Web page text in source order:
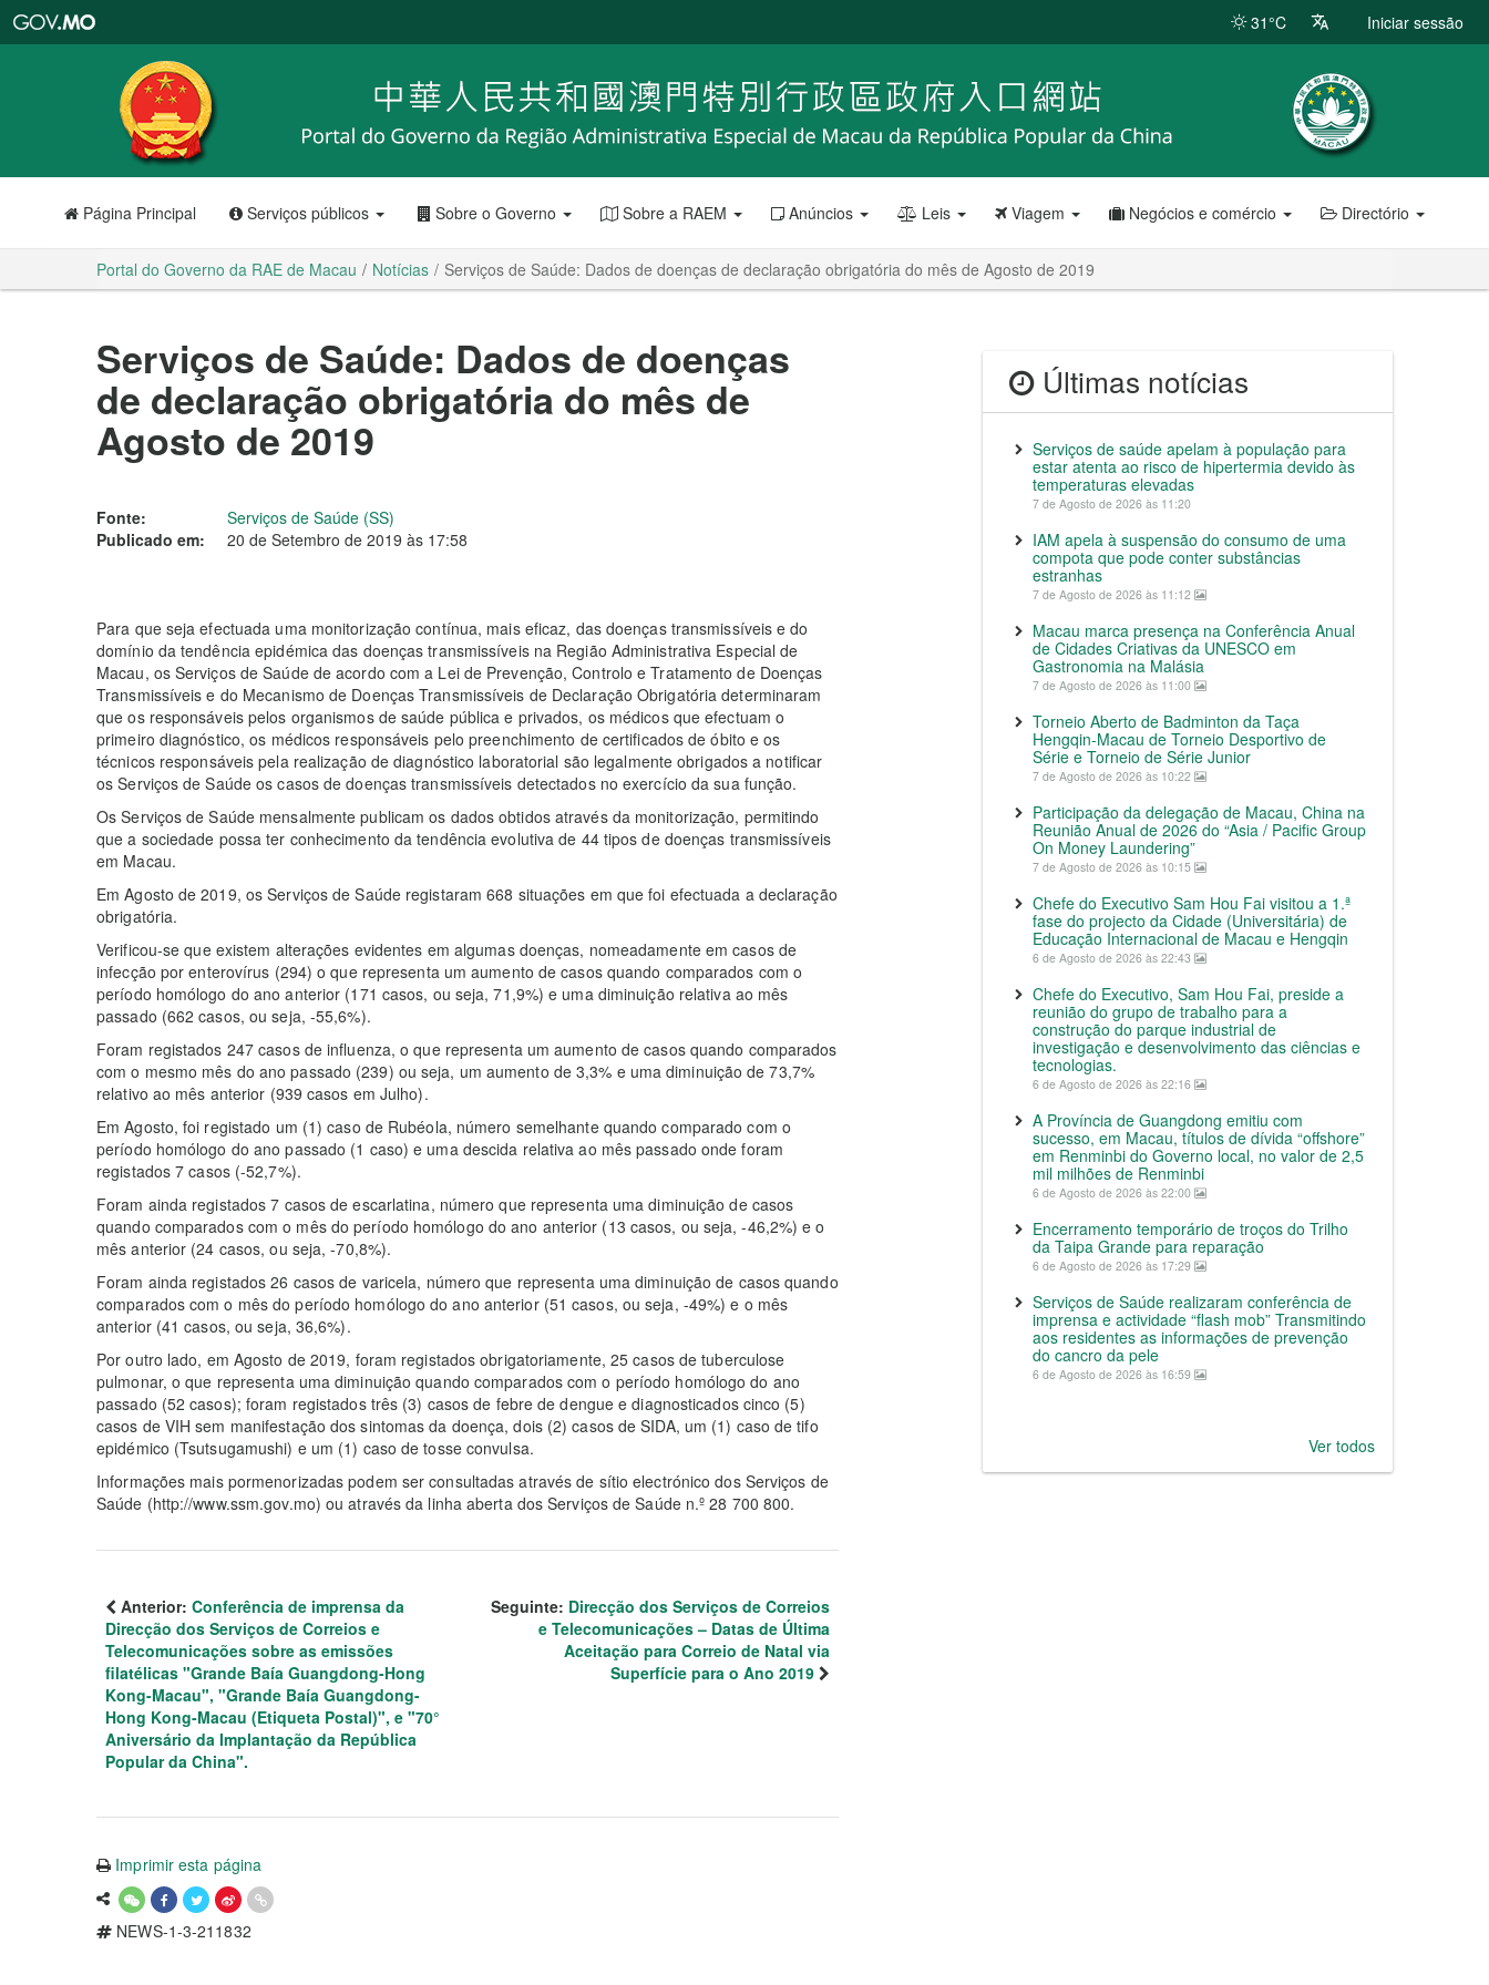
RAE
de
Macau
31°C Iniciar sessão
Página Principal Serviços públicos Sobre o Governo Sobre a RAEM Anúncios Leis Viagem Negócios e comércio Directório
Portal do Governo da RAE de Macau Notícias Serviços de Saúde: Dados de doenças de declaração obrigatória do mês de Agosto de 2019
Serviços de Saúde: Dados de doenças
de declaração obrigatória do mês de
Agosto de 2019
Fonte:
Serviços de Saúde (SS)
Publicado em:
20 de Setembro de 2019 às 17:58
Para que seja efectuada uma monitorização contínua, mais eficaz, das doenças transmissíveis e do
domínio da tendência epidémica das doenças transmissíveis na Região Administrativa Especial de
Macau, os Serviços de Saúde de acordo com a Lei de Prevenção, Controlo e Tratamento de Doenças
Transmissíveis e do Mecanismo de Doenças Transmissíveis de Declaração Obrigatória determinaram
que os responsáveis pelos organismos de saúde pública e privados, os médicos que efectuam o
primeiro diagnóstico, os médicos responsáveis pelo preenchimento de certificados de óbito e os
técnicos responsáveis pela realização de diagnóstico laboratorial são legalmente obrigados a notificar
os Serviços de Saúde os casos de doenças transmissíveis detectados no exercício da sua função.
Os Serviços de Saúde mensalmente publicam os dados obtidos através da monitorização, permitindo
que a sociedade possa ter conhecimento da tendência evolutiva de 44 tipos de doenças transmissíveis
em Macau.
Em Agosto de 2019, os Serviços de Saúde registaram 668 situações em que foi efectuada a declaração
obrigatória.
Verificou-se que existem alterações evidentes em algumas doenças, nomeadamente em casos de
infecção por enterovírus (294) o que representa um aumento de casos quando comparados com o
período homólogo do ano anterior (171 casos, ou seja, 71,9%) e uma diminuição relativa ao mês
passado (662 casos, ou seja, -55,6%).
Foram registados 247 casos de influenza, o que representa um aumento de casos quando comparados
com o mesmo mês do ano passado (239) ou seja, um aumento de 3,3% e uma diminuição de 73,7%
relativo ao mês anterior (939 casos em Julho).
Em Agosto, foi registado um (1) caso de Rubéola, número semelhante quando comparado com o
período homólogo do ano passado (1 caso) e uma descida relativa ao mês passado onde foram
registados 7 casos (-52,7%).
Foram ainda registados 7 casos de escarlatina, número que representa uma diminuição de casos
quando comparados com o mês do período homólogo do ano anterior (13 casos, ou seja, -46,2%) e o
mês anterior (24 casos, ou seja, -70,8%).
Foram ainda registados 26 casos de varicela, número que representa uma diminuição de casos quando
comparados com o mês do período homólogo do ano anterior (51 casos, ou seja, -49%) e o mês
anterior (41 casos, ou seja, 36,6%).
Por outro lado, em Agosto de 2019, foram registados obrigatoriamente, 25 casos de tuberculose
pulmonar, o que representa uma diminuição quando comparados com o período homólogo do ano
passado (52 casos); foram registados três (3) casos de febre de dengue e diagnosticados cinco (5)
casos de VIH sem manifestação dos sintomas da doença, dois (2) casos de SIDA, um (1) caso de tifo
epidémico (Tsutsugamushi) e um (1) caso de tosse convulsa.
Informações mais pormenorizadas podem ser consultadas através de sítio electrónico dos Serviços de
Saúde (http://www.ssm.gov.mo) ou através da linha aberta dos Serviços de Saúde n.º 28 700 800.
Anterior: Conferência de imprensa da
Direcção dos Serviços de Correios e
Telecomunicações sobre as emissões
filatélicas "Grande Baía Guangdong-Hong
Kong-Macau", "Grande Baía Guangdong-
Hong Kong-Macau (Etiqueta Postal)", e "70°
Aniversário da Implantação da República
Popular da China".
Seguinte: Direcção dos Serviços de Correios
e Telecomunicações – Datas de Última
Aceitação para Correio de Natal via
Superfície para o Ano 2019
Imprimir esta página
NEWS-1-3-211832
Últimas notícias
Serviços de saúde apelam à população para
estar atenta ao risco de hipertermia devido às
temperaturas elevadas
7 de Agosto de 2026 às 11:20
IAM apela à suspensão do consumo de uma
compota que pode conter substâncias
estranhas
7 de Agosto de 2026 às 11:12
Macau marca presença na Conferência Anual
de Cidades Criativas da UNESCO em
Gastronomia na Malásia
7 de Agosto de 2026 às 11:00
Torneio Aberto de Badminton da Taça
Hengqin-Macau de Torneio Desportivo de
Série e Torneio de Série Junior
7 de Agosto de 2026 às 10:22
Participação da delegação de Macau, China na
Reunião Anual de 2026 do “Asia / Pacific Group
On Money Laundering”
7 de Agosto de 2026 às 10:15
Chefe do Executivo Sam Hou Fai visitou a 1.ª
fase do projecto da Cidade (Universitária) de
Educação Internacional de Macau e Hengqin
6 de Agosto de 2026 às 22:43
Chefe do Executivo, Sam Hou Fai, preside a
reunião do grupo de trabalho para a
construção do parque industrial de
investigação e desenvolvimento das ciências e
tecnologias.
6 de Agosto de 2026 às 22:16
A Província de Guangdong emitiu com
sucesso, em Macau, títulos de dívida “offshore”
em Renminbi do Governo local, no valor de 2,5
mil milhões de Renminbi
6 de Agosto de 2026 às 22:00
Encerramento temporário de troços do Trilho
da Taipa Grande para reparação
6 de Agosto de 2026 às 17:29
Serviços de Saúde realizaram conferência de
imprensa e actividade “flash mob” Transmitindo
aos residentes as informações de prevenção
do cancro da pele
6 de Agosto de 2026 às 16:59
Ver todos